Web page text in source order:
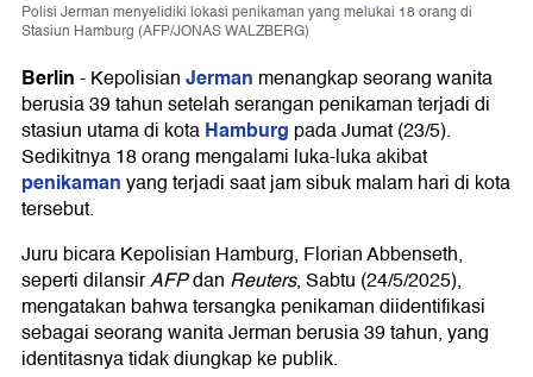
Polisi Jerman menyelidiki lokasi penikaman yang melukai 18 orang di
Stasiun Hamburg (AFP/JONAS WALZBERG)
Berlin-KepolisianJerman menangkap seorang wanita
berusia 39 tahun setelah serangan penikaman terjadi di
stasiun utama di kotaHamburg pada Jumat (23/5).
Sedikitnya 18 orang mengalami luka-luka akibat
penikamanyang terjadi saat jam sibuk malam hari di kota
tersebut.
Juru bicara Kepolisian Hamburg, Florian Abbenseth,
seperti dilansirAFPdan Reuters, Sabtu (24/5/2025),
mengatakan bahwa tersangka penikaman diidentifikasi
sebagai seorang wanita Jerman berusia 39 tahun, yang
identitasnya tidak diungkap ke publik.